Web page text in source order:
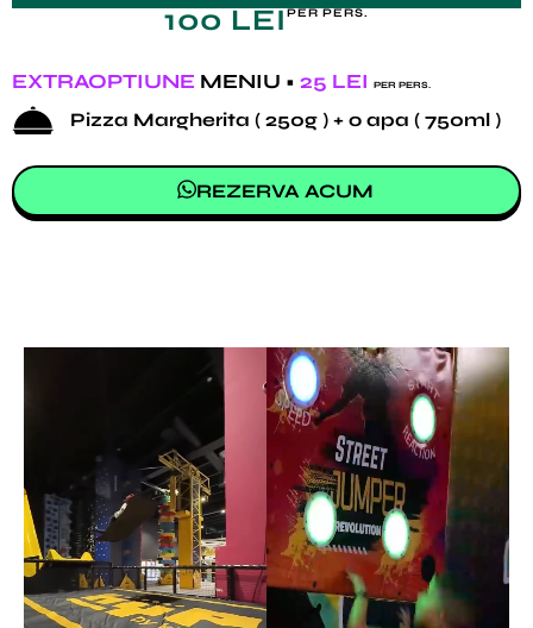
100 LEIPER PERS.
EXTRAOPTIUNE MENIU • 25 LEI PER PERS.
Pizza Margherita ( 250g ) + o apa ( 750ml )
REZERVA ACUM